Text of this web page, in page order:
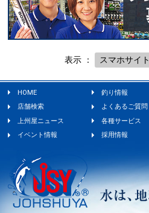
表示 ： スマホサイト
HOME 釣り情報
店舗検索
よくあるご質問
上州屋ニュース
各種サービス
イベント情報
採用情報